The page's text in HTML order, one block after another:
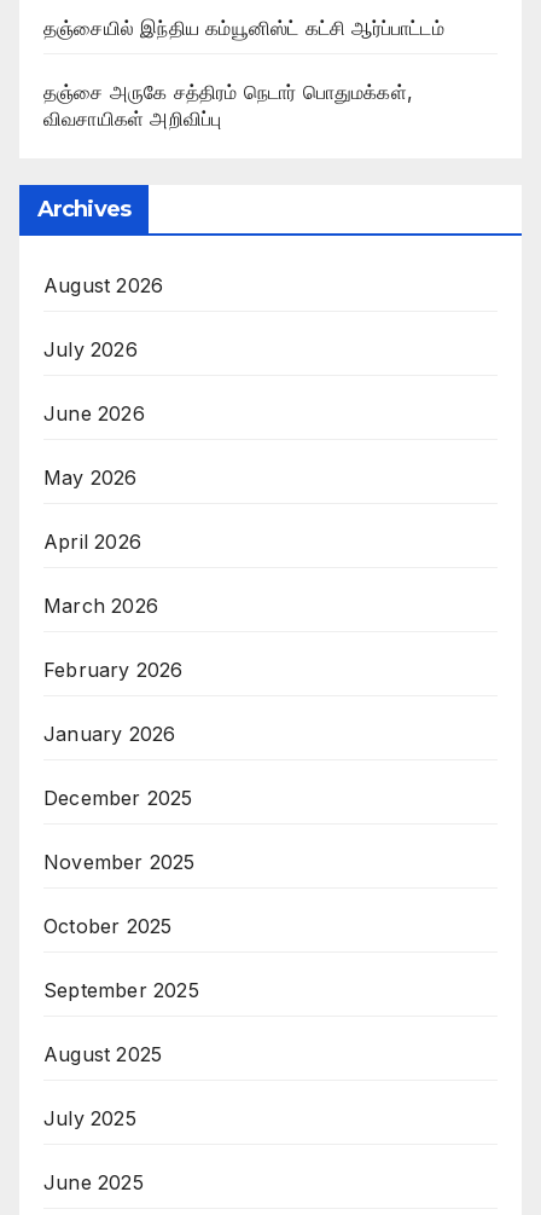
தஞ்சையில் இந்திய கம்யூனிஸ்ட் கட்சி ஆர்ப்பாட்டம்
தஞ்சை அருகே சத்திரம் நெடார் பொதுமக்கள்,
விவசாயிகள் அறிவிப்பு
Archives
August 2026
July 2026
June 2026
May 2026
April 2026
March 2026
February 2026
January 2026
December 2025
November 2025
October 2025
September 2025
August 2025
July 2025
June 2025